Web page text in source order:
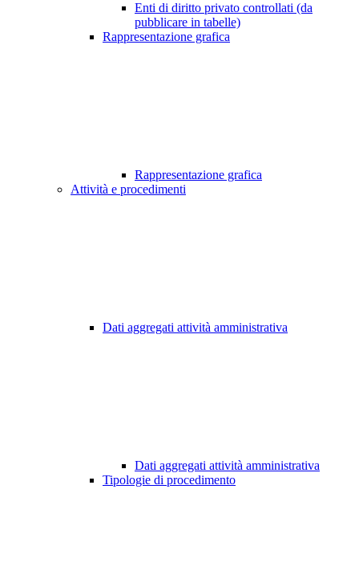
Enti di diritto privato controllati (da
pubblicare in tabelle)
Rappresentazione grafica
Rappresentazione grafica
Attività e procedimenti
Dati aggregati attività amministrativa
Dati aggregati attività amministrativa
Tipologie di procedimento